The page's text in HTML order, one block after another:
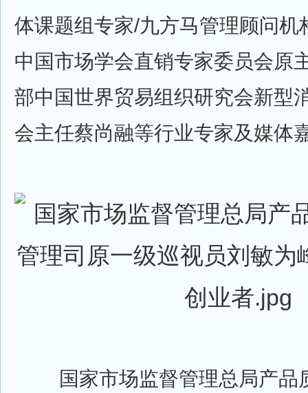
体课题组专家/九方马管理顾问机
中国市场学会直销专家委员会原
部中国世界贸易组织研究会新型
会主任蔡尚融等行业专家及媒体
国家市场监督管理总局产品